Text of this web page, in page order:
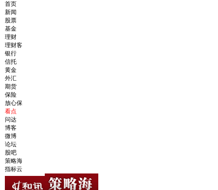
首页
新闻
股票
基金
理财
理财客
银行
信托
黄金
外汇
期货
保险
放心保
看点
问达
博客
微博
论坛
股吧
策略海
指标云